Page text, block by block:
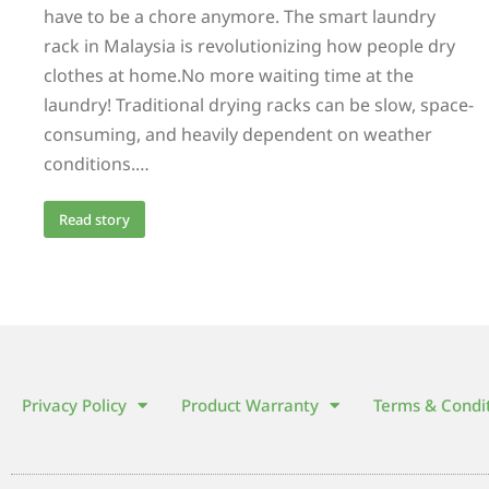
have to be a chore anymore. The smart laundry
rack in Malaysia is revolutionizing how people dry
clothes at home.No more waiting time at the
laundry! Traditional drying racks can be slow, space-
consuming, and heavily dependent on weather
conditions.…
Read story
Privacy Policy Product Warranty Terms &